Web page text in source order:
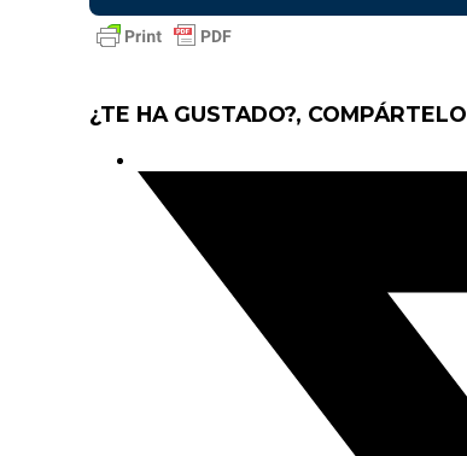
¿TE HA GUSTADO?, COMPÁRTELO